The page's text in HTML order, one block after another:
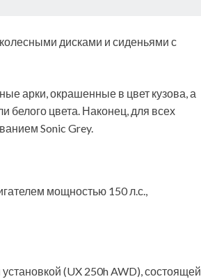
дисками и сиденьями с
арки, окрашенные в цвет кузова, а
белого цвета. Наконец, для всех
Sonic Grey.
мощностью 150 л.с.,
(UX 250h AWD), состоящей